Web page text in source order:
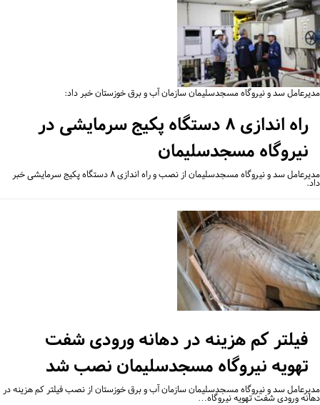
سد و نیروگاه مسجدسلیمان سازمان آب و برق خوزستان خبر داد:
راه اندازی ۸ دستگاه پکیج سرمایشی در
نیروگاه مسجدسلیمان
مدیرعامل سد و نیروگاه مسجدسلیمان از نصب و راه اندازی ۸ دستگاه پکیج سرمایشی خبر
فیلتر کم هزینه در دهانه ورودی شفت
تهویه نیروگاه مسجدسلیمان نصب شد
سد و نیروگاه مسجدسلیمان سازمان آب و برق خوزستان از نصب فیلتر کم هزینه در
ورودی شفت تهویه نیروگاه…